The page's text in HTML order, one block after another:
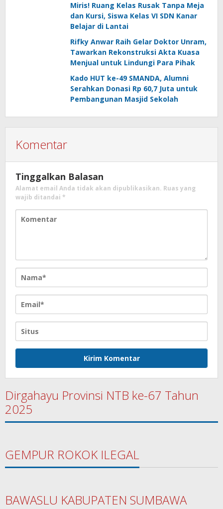
Miris! Ruang Kelas Rusak Tanpa Meja
dan Kursi, Siswa Kelas VI SDN Kanar
Belajar di Lantai
Rifky Anwar Raih Gelar Doktor Unram,
Tawarkan Rekonstruksi Akta Kuasa
Menjual untuk Lindungi Para Pihak
Kado HUT ke-49 SMANDA, Alumni
Serahkan Donasi Rp 60,7 Juta untuk
Pembangunan Masjid Sekolah
Komentar
Tinggalkan Balasan
Alamat email Anda tidak akan dipublikasikan. Ruas yang
wajib ditandai *
Dirgahayu Provinsi NTB ke-67 Tahun
2025
GEMPUR ROKOK ILEGAL
BAWASLU KABUPATEN SUMBAWA